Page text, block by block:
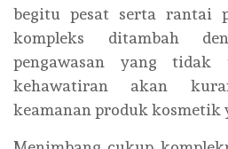
begitu pesat serta rantai
kompleks ditambah
pengawasan yang tidak
kehawatiran akan
keamanan produk kosmetik